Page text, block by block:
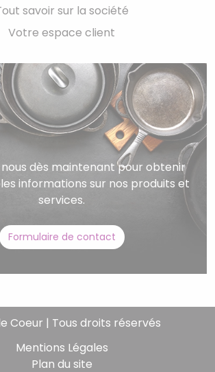
savoir sur la société
Votre espace client
dès maintenant pour obtenir
informations sur nos produits et
services.
Formulaire de contact
Coeur | Tous droits réservés
Mentions Légales
Plan du site